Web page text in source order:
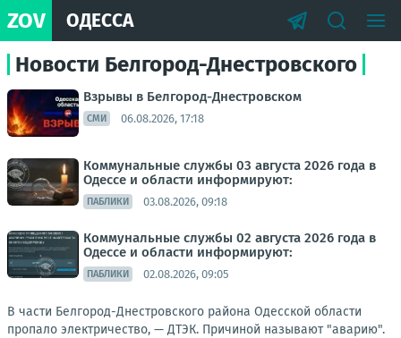
ZOV ОДЕССА
Новости Белгород-Днестровского
Взрывы в Белгород-Днестровском
СМИ 06.08.2026, 17:18
Коммунальные службы 03 августа 2026 года в
Одессе и области информируют:
ПАБЛИКИ 03.08.2026, 09:18
Коммунальные службы 02 августа 2026 года в
Одессе и области информируют:
ПАБЛИКИ 02.08.2026, 09:05
В части Белгород-Днестровского района Одесской области
пропало электричество, — ДТЭК. Причиной называют "аварию".